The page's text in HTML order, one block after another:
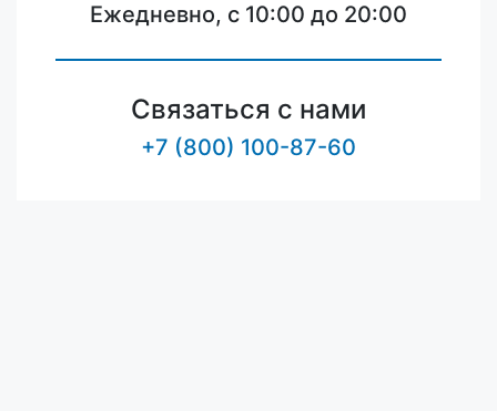
Ежедневно, с 10:00 до 20:00
Связаться с нами
+7 (800) 100-87-60